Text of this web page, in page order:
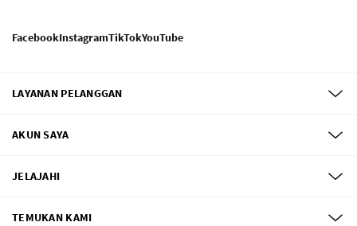
FacebookInstagramTikTokYouTube
LAYANAN PELANGGAN
AKUN SAYA
JELAJAHI
TEMUKAN KAMI